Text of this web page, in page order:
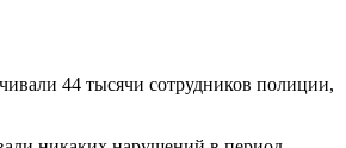
44 тысячи сотрудников полиции,